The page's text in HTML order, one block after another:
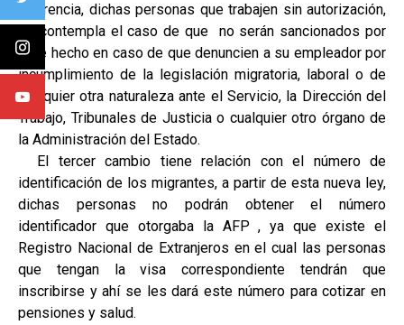
diferencia, dichas personas que trabajen sin autorización,
se contempla el caso de que no serán sancionados por
este hecho en caso de que denuncien a su empleador por
incumplimiento de la legislación migratoria, laboral o de
cualquier otra naturaleza ante el Servicio, la Dirección del
Trabajo, Tribunales de Justicia o cualquier otro órgano de
la Administración del Estado.
El tercer cambio tiene relación con el número de
identificación de los migrantes, a partir de esta nueva ley,
dichas personas no podrán obtener el número
identificador que otorgaba la AFP , ya que existe el
Registro Nacional de Extranjeros en el cual las personas
que tengan la visa correspondiente tendrán que
inscribirse y ahí se les dará este número para cotizar en
pensiones y salud.